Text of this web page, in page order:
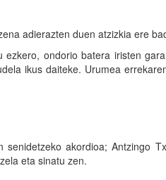
adierazten duen atzizkia ere
ondorio batera iristen
ikus daiteke. Urumea
akordioa; Antzingo
eta sinatu zen.